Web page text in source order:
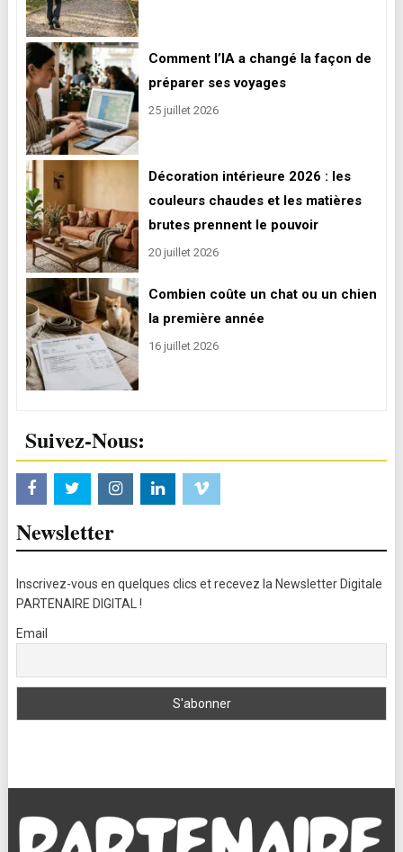
Comment l’IA a changé la façon de
préparer ses voyages
25 juillet 2026
Décoration intérieure 2026 : les
couleurs chaudes et les matières
brutes prennent le pouvoir
20 juillet 2026
Combien coûte un chat ou un chien
la première année
16 juillet 2026
Suivez-Nous:
Newsletter
Inscrivez-vous en quelques clics et recevez la Newsletter Digitale
PARTENAIRE DIGITAL !
Email